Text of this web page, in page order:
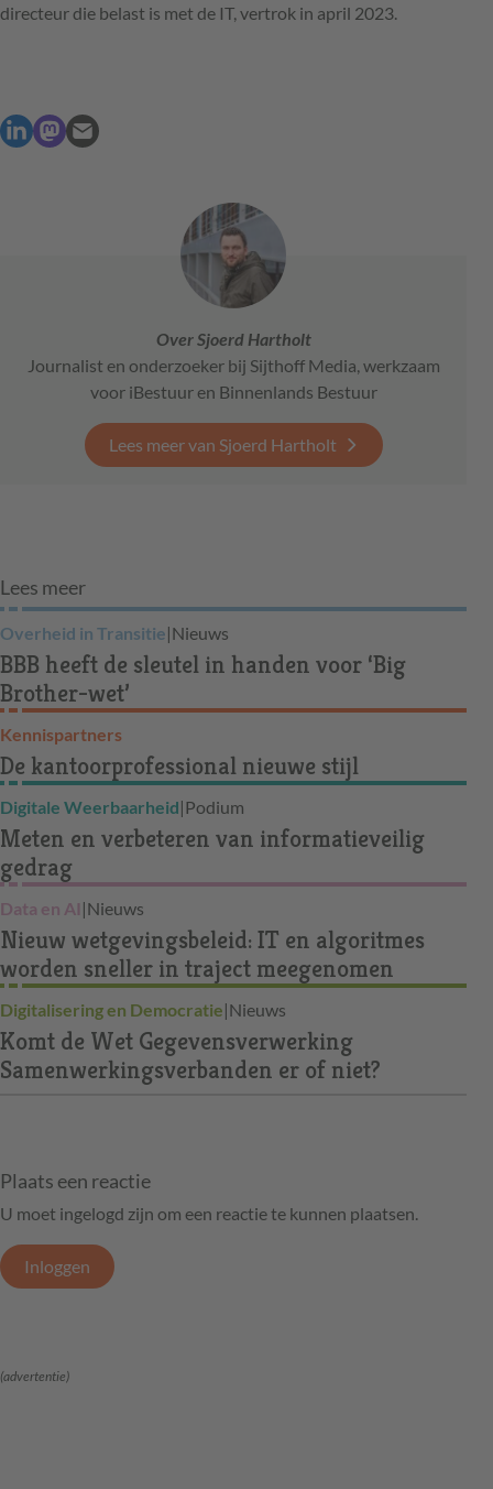
directeur die belast is met de IT, vertrok in april 2023.
Over Sjoerd Hartholt
Journalist en onderzoeker bij Sijthoff Media, werkzaam
voor iBestuur en Binnenlands Bestuur
Lees meer van Sjoerd Hartholt
Lees meer
Overheid in Transitie|Nieuws
BBB heeft de sleutel in handen voor ‘Big
Brother-wet’
Kennispartners
De kantoorprofessional nieuwe stijl
Digitale Weerbaarheid|Podium
Meten en verbeteren van informatieveilig
gedrag
Data en AI |Nieuws
Nieuw wetgevingsbeleid: IT en algoritmes
worden sneller in traject meegenomen
Digitalisering en Democratie|Nieuws
Komt de Wet Gegevensverwerking
Samenwerkingsverbanden er of niet?
Plaats een reactie
U moet ingelogd zijn om een reactie te kunnen plaatsen.
Inloggen
(advertentie)